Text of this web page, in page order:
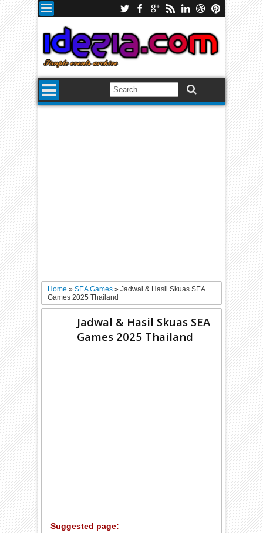
Home»SEA Games»Jadwal & Hasil Skuas SEA
Games 2025 Thailand
Jadwal & Hasil Skuas SEA
Games 2025 Thailand
Suggested page: